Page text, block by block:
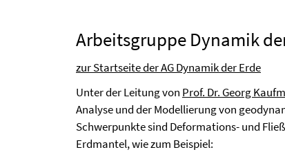
Arbeitsgruppe Dynamik
zur Startseite der AG Dynamik der Erde
Unter der Leitung von Prof. Dr. Georg
Analyse und der Modellierung von
Schwerpunkte sind Deformations- und
Erdmantel, wie zum Beispiel: